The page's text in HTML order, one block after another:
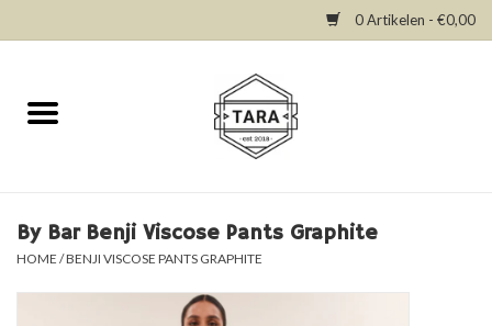
0 Artikelen - €0,00
Home
Dresses
By Bar Benji Viscose Pants Graphite
HOME /BENJI VISCOSE PANTS GRAPHITE